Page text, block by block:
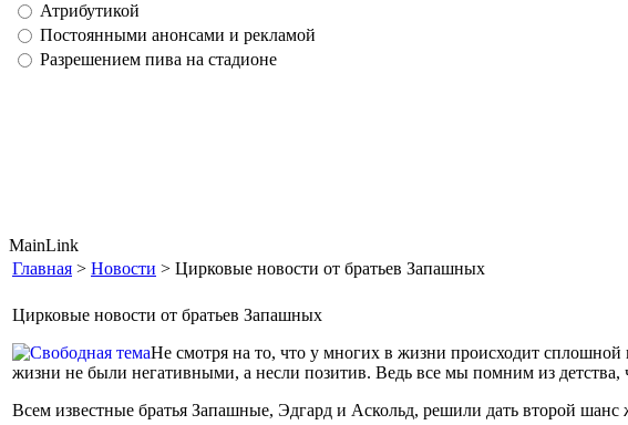
Атрибутикой
Постоянными анонсами и рекламой
Разрешением пива на стадионе
MainLink
Главная > Новости > Цирковые новости от братьев Запашных
Цирковые новости от братьев Запашных
Не смотря на то, что у многих в жизни происходит
жизни не были негативными, а несли позитив. Ведь все мы помним из детства,
Всем известные братья Запашные, Эдгард и Аскольд, решили дать второй шанс